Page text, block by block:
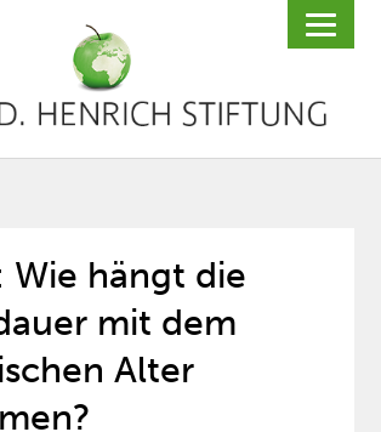
Wie hängt die
mit dem
Alter